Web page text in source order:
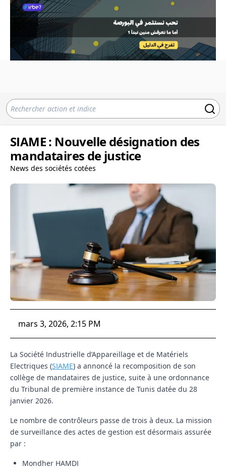
SIAME : Nouvelle désignation des
mandataires de justice
News des sociétés cotées
mars 3, 2026, 2:15 PM
La Société Industrielle d’Appareillage et de Matériels
Electriques (SIAME) a annoncé la recomposition de son
collège de mandataires de justice, suite à une ordonnance
du Tribunal de première instance de Tunis datée du 28
janvier 2026.
Le nombre de contrôleurs passe de trois à deux. La mission
de surveillance des actes de gestion est désormais assurée
par :
Mondher HAMDI